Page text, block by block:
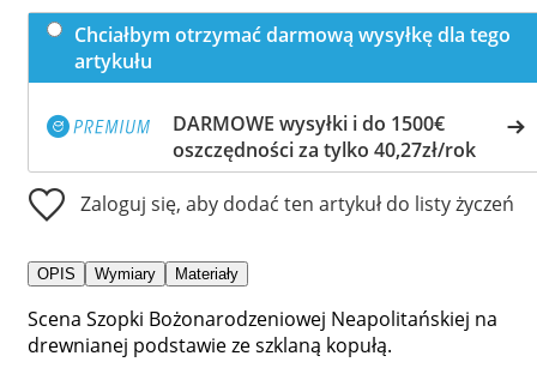
Chciałbym otrzymać darmową wysyłkę dla tego
artykułu
DARMOWE wysyłki i do 1500€
oszczędności za tylko 40,27zł/rok
Zaloguj się, aby dodać ten artykuł do listy życzeń
OPIS Wymiary Materiały
Scena Szopki Bożonarodzeniowej Neapolitańskiej na
drewnianej podstawie ze szklaną kopułą.